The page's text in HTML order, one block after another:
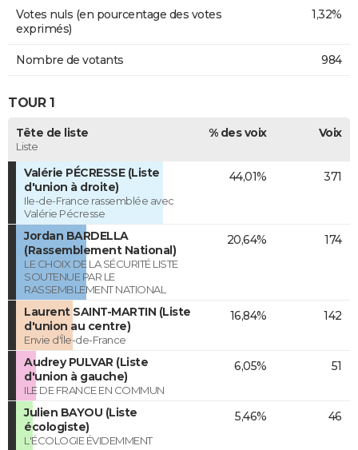
Votes nuls (en pourcentage des votes
exprimés)
1,32%
Nombre de votants 984
TOUR 1
Tête de liste
Liste
% des voix Voix
Valérie PÉCRESSE (Liste
d'union à droite)
Ile-de-France rassemblée avec
Valérie Pécresse
44,01% 371
Jordan BARDELLA
(Rassemblement National)
LE CHOIX DE LA SÉCURITÉ LISTE
SOUTENUE PAR LE
RASSEMBLEMENT NATIONAL
20,64% 174
Laurent SAINT-MARTIN (Liste
d'union au centre)
Envie d'Île-de-France
16,84% 142
Audrey PULVAR (Liste
d'union à gauche)
ILE DE FRANCE EN COMMUN
6,05% 51
Julien BAYOU (Liste
écologiste)
L'ÉCOLOGIE ÉVIDEMMENT
5,46% 46